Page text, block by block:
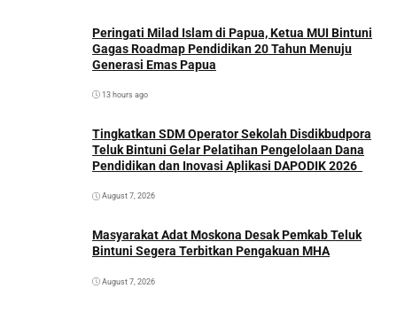
Peringati Milad Islam di Papua, Ketua MUI Bintuni
Gagas Roadmap Pendidikan 20 Tahun Menuju
Generasi Emas Papua
13 hours ago
Tingkatkan SDM Operator Sekolah Disdikbudpora
Teluk Bintuni Gelar Pelatihan Pengelolaan Dana
August 7, 2026
Masyarakat Adat Moskona Desak Pemkab Teluk
Bintuni Segera Terbitkan Pengakuan MHA
August 7, 2026